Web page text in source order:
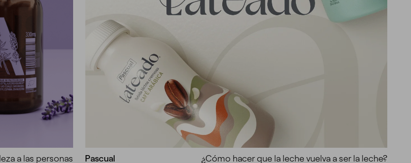
a las personas Pascual ¿Cómo hacer que la leche vuelva a ser la leche?